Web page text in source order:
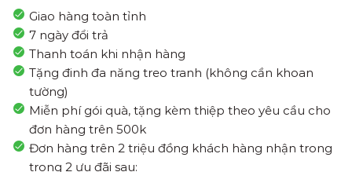
Giao hàng toàn tỉnh
7 ngày đổi trả
Thanh toán khi nhận hàng
Tặng đinh đa năng treo tranh (không cần khoan
tường)
Miễn phí gói quà, tặng kèm thiệp theo yêu cầu cho
đơn hàng trên 500k
Đơn hàng trên 2 triệu đồng khách hàng nhận trong
trong 2 ưu đãi sau: